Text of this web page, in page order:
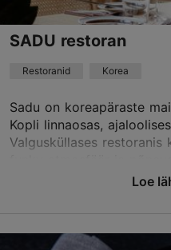
Best Restaurants
TripAdvisor Traveler
põhineb
76 hinnangul
SADU restoran
Restoranid Korea
Sadu on koreapäraste
Kopli linnaosas,
Valgusküllases restoranis
Loe